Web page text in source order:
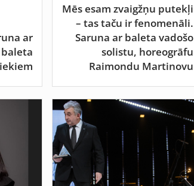
ar
Mēs esam zvaigžņu putekļi
– tas taču ir fenomenāli.
Saruna ar baleta vadošo
solistu, horeogrāfu
Raimondu Martinovu